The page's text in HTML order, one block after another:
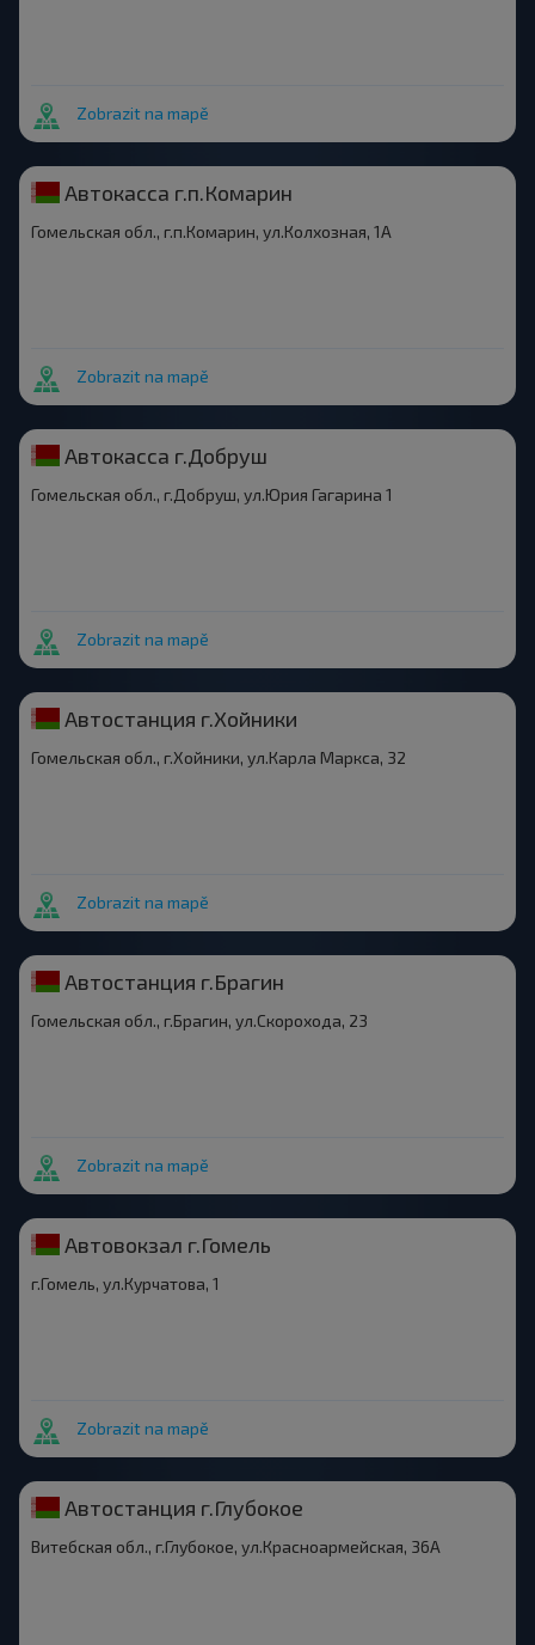
Zobrazit na mapě
Автокасса г.п.Комарин
Гомельская обл., г.п.Комарин, ул.Колхозная, 1А
Zobrazit na mapě
Автокасса г.Добруш
Гомельская обл., г.Добруш, ул.Юрия Гагарина 1
Zobrazit na mapě
Автостанция г.Хойники
Гомельская обл., г.Хойники, ул.Карла Маркса, 32
Zobrazit na mapě
Автостанция г.Брагин
Гомельская обл., г.Брагин, ул.Скорохода, 23
Zobrazit na mapě
Автовокзал г.Гомель
г.Гомель, ул.Курчатова, 1
Zobrazit na mapě
Автостанция г.Глубокое
Витебская обл., г.Глубокое, ул.Красноармейская, 36А